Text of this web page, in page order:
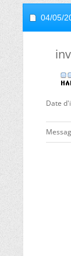
04/05/
Date